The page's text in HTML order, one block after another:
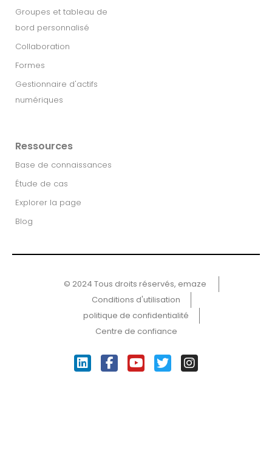
Groupes et tableau de
bord personnalisé
Collaboration
Formes
Gestionnaire d'actifs
numériques
Ressources
Base de connaissances
Étude de cas
Explorer la page
Blog
© 2024 Tous droits réservés, emaze ​
Conditions d'utilisation
politique de confidentialité
Centre de confiance